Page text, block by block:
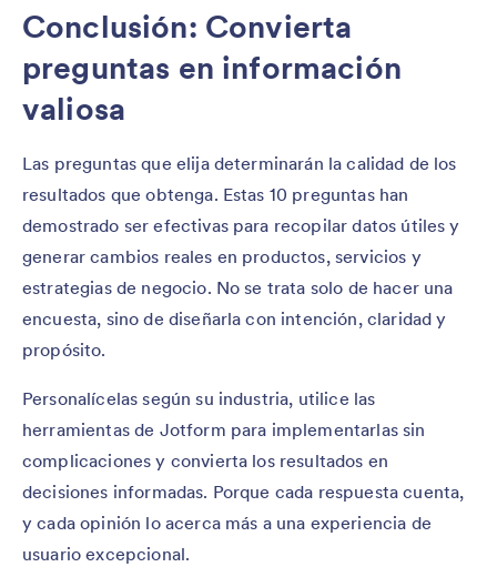
Conclusión: Convierta
preguntas en información
valiosa
Las preguntas que elija determinarán la calidad de los
resultados que obtenga. Estas 10 preguntas han
demostrado ser efectivas para recopilar datos útiles y
generar cambios reales en productos, servicios y
estrategias de negocio. No se trata solo de hacer una
encuesta, sino de diseñarla con intención, claridad y
propósito.
Personalícelas según su industria, utilice las
herramientas de Jotform para implementarlas sin
complicaciones y convierta los resultados en
decisiones informadas. Porque cada respuesta cuenta,
y cada opinión lo acerca más a una experiencia de
usuario excepcional.